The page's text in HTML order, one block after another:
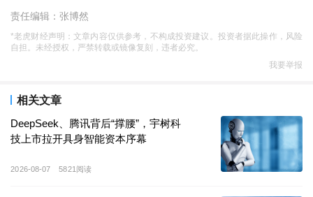
蓝箭重启 IPO
日，上交所官网显示，商业航天第一股蓝箭航天科
书，更新后的招股书披露了蓝箭航天
作为商业火箭企业适用科创板第五套上市标准文件发布
后，首家提交上市申请的商业航天企业。2025年7月蓝
责任编辑：张博然
*老虎财经声明：文章内容仅供参考，不构成投资建议。投资者据此操作，风险
自担。未经授权，严禁转载或镜像复刻，违者必究。
我要举报
相关文章
DeepSeek、腾讯背后“撑腰”，宇树科
技上市拉开具身智能资本序幕
2026-08-07 5821阅读